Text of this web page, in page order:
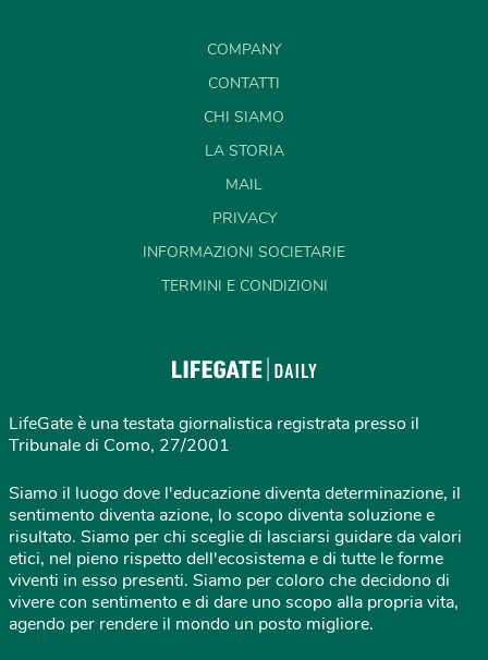
COMPANY
CONTATTI
CHI SIAMO
LA STORIA
MAIL
PRIVACY
INFORMAZIONI SOCIETARIE
TERMINI E CONDIZIONI
LifeGate è una testata giornalistica registrata presso il
Tribunale di Como, 27/2001
Siamo il luogo dove l'educazione diventa determinazione, il
sentimento diventa azione, lo scopo diventa soluzione e
risultato. Siamo per chi sceglie di lasciarsi guidare da valori
etici, nel pieno rispetto dell'ecosistema e di tutte le forme
viventi in esso presenti. Siamo per coloro che decidono di
vivere con sentimento e di dare uno scopo alla propria vita,
agendo per rendere il mondo un posto migliore.